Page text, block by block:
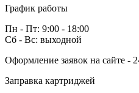
График работы
Пн - Пт: 9:00 - 18:00
Сб - Вс: выходной
Оформление заявок на сайте -
Заправка картриджей